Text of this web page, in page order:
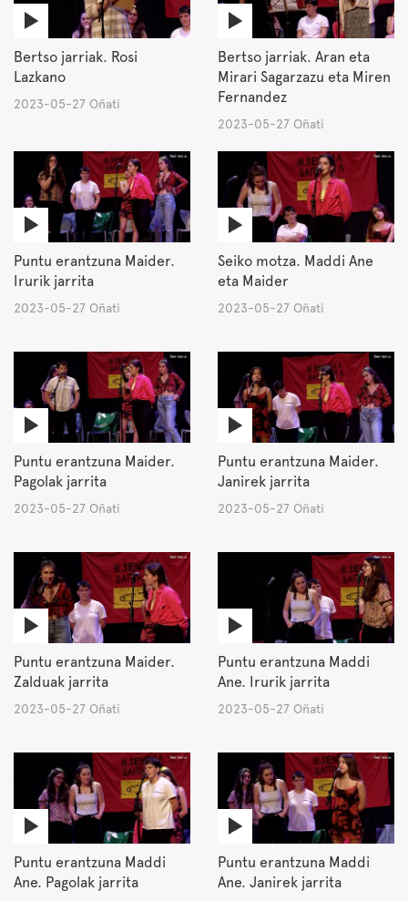
Bertso jarriak. Rosi
Lazkano
2023-05-27 Oñati
Bertso jarriak. Aran eta
Mirari Sagarzazu eta Miren
Fernandez
2023-05-27 Oñati
Puntu erantzuna Maider.
Irurik jarrita
2023-05-27 Oñati
Seiko motza. Maddi Ane
eta Maider
2023-05-27 Oñati
Puntu erantzuna Maider.
Pagolak jarrita
2023-05-27 Oñati
Puntu erantzuna Maider.
Janirek jarrita
2023-05-27 Oñati
Puntu erantzuna Maider.
Zalduak jarrita
2023-05-27 Oñati
Puntu erantzuna Maddi
Ane. Irurik jarrita
2023-05-27 Oñati
Puntu erantzuna Maddi
Ane. Pagolak jarrita
Puntu erantzuna Maddi
Ane. Janirek jarrita